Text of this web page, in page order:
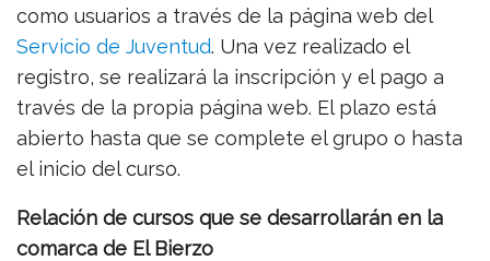
como usuarios a través de la página web del
Servicio de Juventud. Una vez realizado el
registro, se realizará la inscripción y el pago a
través de la propia página web. El plazo está
abierto hasta que se complete el grupo o hasta
el inicio del curso.
Relación de cursos que se desarrollarán en la
comarca de El Bierzo